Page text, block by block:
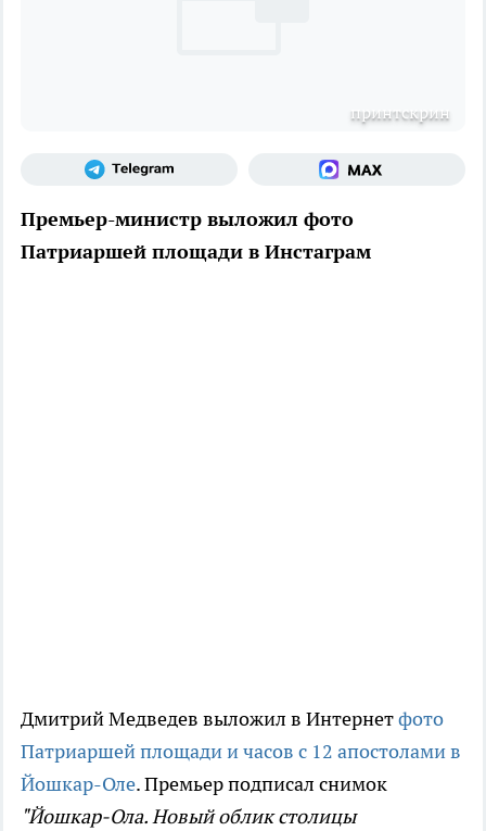
принтскрин
Премьер-министр выложил фото
Патриаршей площади в Инстаграм
Дмитрий Медведев выложил в Интернетфото
Патриаршей площади и часов с 12 апостолами в
Йошкар-Оле. Премьер подписал снимок
"Йошкар-Ола. Новый облик столицы